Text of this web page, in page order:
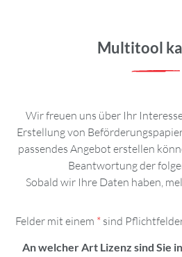
Multitool
Wir freuen uns über Ihr
Erstellung von
passendes Angebot erstellen
Beantwortung der
Sobald wir Ihre Daten haben,
Felder mit einem * sind
An welcher Art Lizenz sind Sie